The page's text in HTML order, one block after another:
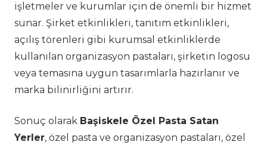
işletmeler ve kurumlar için de önemli bir hizmet
sunar. Şirket etkinlikleri, tanıtım etkinlikleri,
açılış törenleri gibi kurumsal etkinliklerde
kullanılan organizasyon pastaları, şirketin logosu
veya temasına uygun tasarımlarla hazırlanır ve
marka bilinirliğini artırır.
Sonuç olarak Başiskele Özel Pasta Satan
Yerler, özel pasta ve organizasyon pastaları, özel